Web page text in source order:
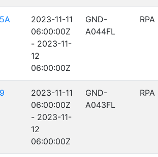
2023-11-11
06:00:00Z
- 2023-11-
12
06:00:00Z
GND-
A044FL
RPA
2023-11-11
06:00:00Z
- 2023-11-
12
06:00:00Z
GND-
A043FL
RPA